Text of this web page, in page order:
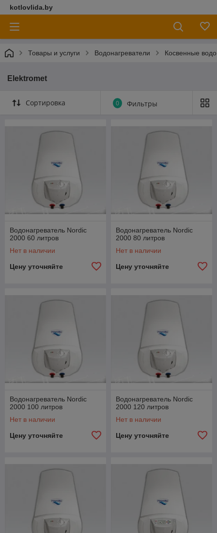
kotlovlida.by
Товары и услуги Водонагреватели Косвенные
Elektromet
Сортировка 0 Фильтры
Водонагреватель Nordic
2000 60 литров
Нет в наличии
Цену уточняйте
Водонагреватель Nordic
2000 80 литров
Нет в наличии
Цену уточняйте
Водонагреватель Nordic
2000 100 литров
Нет в наличии
Цену уточняйте
Водонагреватель Nordic
2000 120 литров
Нет в наличии
Цену уточняйте